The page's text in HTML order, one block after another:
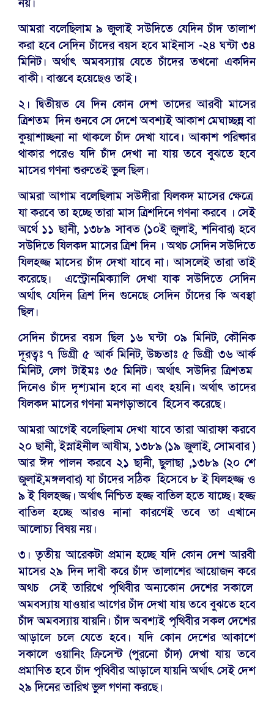
নয়।
আমরা বলেছিলাম ৯ জুলাই সউদিতে যেদিন চাঁদ তালাশ
করা হবে সেদিন চাঁদের বয়স হবে মাইনাস -২৪ ঘন্টা ৩৪
মিনিট। অর্থাৎ অমবস্যায় যেতে চাঁদের তখনো একদিন
বাকী। বাস্তবে হয়েছেও তাই।
২। দ্বিতীয়ত যে দিন কোন দেশ তাদের আরবী মাসের
ত্রিশতম দিন গুনবে সে দেশে অবশ্যই আকাশ মেঘাচ্ছন্ন বা
কুয়াশাচ্ছনা না থাকলে চাঁদ দেখা যাবে। আকাশ পরিষ্কার
থাকার পরেও যদি চাঁদ দেখা না যায় তবে বুঝতে হবে
মাসের গণনা শুরুতেই ভুল ছিল।
আমরা আগাম বলেছিলাম সউদীরা যিলকদ মাসের ক্ষেত্রে
যা করবে তা হচ্ছে তারা মাস ত্রিশদিনে গণনা করবে । সেই
অর্থে ১১ ছানী, ১৩৮৯ সাবত (১০ই জুলাই, শনিবার) হবে
সউদিতে যিলকদ মাসের ত্রিশ দিন । অথচ সেদিন সউদিতে
যিলহজ্জ মাসের চাঁদ দেখা যাবে না। আসলেই তারা তাই
করেছে। এস্ট্রোনমিক্যালি দেখা যাক সউদিতে সেদিন
অর্থাৎ যেদিন ত্রিশ দিন গুনেছে সেদিন চাঁদের কি অবস্থা
ছিল।
সেদিন চাঁদের বয়স ছিল ১৬ ঘন্টা ০৯ মিনিট, কৌনিক
দূরত্বঃ ৭ ডিগ্রী ৫ আর্ক মিনিট, উচ্চতাঃ ৫ ডিগ্রী ৩৬ আর্ক
মিনিট, লেগ টাইমঃ ৩৫ মিনিট। অর্থাৎ সউদির ত্রিশতম
দিনেও চাঁদ দৃশ্যমান হবে না এবং হয়নি। অর্থাৎ তাদের
যিলকদ মাসের গণনা মনগড়াভাবে হিসেব করেছে।
আমরা আগেই বলেছিলাম দেখা যাবে তারা আরাফা করবে
২০ ছানী, ইস্নাইনীল আযীম, ১৩৮৯ (১৯ জুলাই, সোমবার )
আর ঈদ পালন করবে ২১ ছানী, ছুলাছা ,১৩৮৯ (২০ শে
জুলাই,মঙ্গলবার) যা চাঁদের সঠিক হিসেবে ৮ ই যিলহজ্জ ও
৯ ই যিলহজ্জ। অর্থাৎ নিশ্চিত হজ্জ বাতিল হতে যাচ্ছে। হজ্জ
বাতিল হচ্ছে আরও নানা কারণেই তবে তা এখানে
আলোচ্য বিষয় নয়।
৩। তৃতীয় আরেকটা প্রমান হচ্ছে যদি কোন দেশ আরবী
মাসের ২৯ দিন দাবী করে চাঁদ তালাশের আয়োজন করে
অথচ সেই তারিখে পৃথিবীর অন্যকোন দেশের সকালে
অমবস্যায় যাওয়ার আগের চাঁদ দেখা যায় তবে বুঝতে হবে
চাঁদ অমবস্যায় যায়নি। চাঁদ অবশ্যই পৃথিবীর সকল দেশের
আড়ালে চলে যেতে হবে। যদি কোন দেশের আকাশে
সকালে ওয়ানিং ক্রিসেন্ট (পুরনো চাঁদ) দেখা যায় তবে
প্রমাণিত হবে চাঁদ পৃথিবীর আড়ালে যায়নি অর্থাৎ সেই দেশ
২৯ দিনের তারিখ ভুল গণনা করছে।